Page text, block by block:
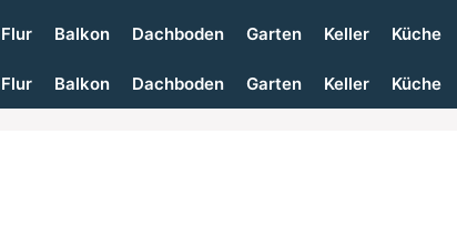
Flur Balkon Dachboden Garten Keller Küche
Flur Balkon Dachboden Garten Keller Küche